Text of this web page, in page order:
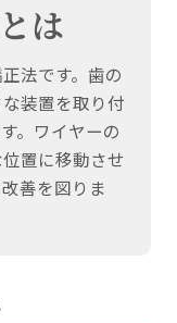
は
法です。歯の
装置を取り付
。ワイヤーの
置に移動させ
善を図りま